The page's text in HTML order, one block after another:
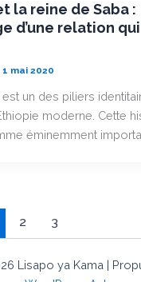
la reine de Saba :
d’une relation qui
1 mai 2020
un des piliers
moderne. Cette
éminemment
2 3
Lisapo ya Kama |